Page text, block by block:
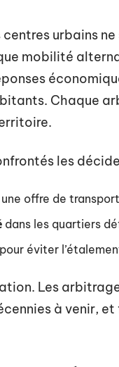
centres urbains
mobilité
Chaque
les
offre de
dans les quartiers
pour éviter
Les
à venir,